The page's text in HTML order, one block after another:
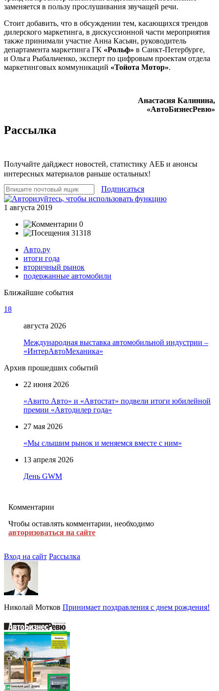
заменяется в пользу прослушивания звучащей речи.
Стоит добавить, что в обсуждении тем, касающихся трендов
дилерского маркетинга, в дискуссионной части мероприятия
также принимали участие Анна Касьян, руководитель
департамента маркетинга ГК «Рольф» в Санкт-Петербурге,
и Ольга Рыбальченко, эксперт по цифровым проектам отдела
маркетинговых коммуникаций «Тойота Мотор».
Анастасия Калинина,
«АвтоБизнесРевю»
Рассылка
Получайте дайджест новостей, статистику АЕБ и анонсы
интересных материалов раньше остальных!
Подписаться
1 августа 2019
0
31318
Авто.ру
итоги года
вторичный рынок
подержанные автомобили
Ближайшие события
18
августа 2026
Международная выставка автомобильной индустрии –
«ИнтерАвтоМеханика»
Архив прошедших событий
22 июня 2026
«Авито Авто» и «Автостат» подвели итоги юбилейной
премии «Автодилер года»
27 мая 2026
«Мы слышим рынок и меняемся вместе с ним»
13 апреля 2026
День GWM
Комментарии
Чтобы оставлять комментарии, необходимо
авторизоваться на сайте
Вход на сайт Рассылка
Николай Мотков Принимает поздравления с днем рождения!